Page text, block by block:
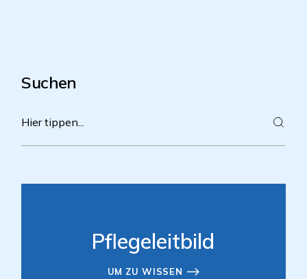
Suchen
Pflegeleitbild
UM ZU WISSEN